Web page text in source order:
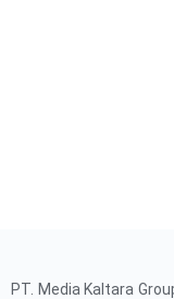
PT. Media Kaltara